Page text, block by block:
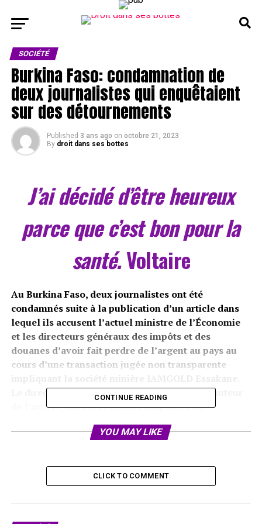
SOCIÉTÉ
Burkina Faso: condamnation de
deux journalistes qui enquêtaient
sur des détournements
Published 3 ans ago on octobre 21, 2023
By droit dans ses bottes
J’ai décidé d’être heureux
parce que c’est bon pour la
santé.Voltaire
Au Burkina Faso, deux journalistes ont été
condamnés suite à la publication d’un article dans
lequel ils accusent l’actuel ministre de l’Économie
et les directeurs généraux des impôts et des
douanes d’avoir fait perdre de l’argent au pays au
cours d’une transaction jugée non transparente
Le directeur de publication et le journaliste, auteur
de l’article, ont été reconnus coupables de
écopent chacun d’une amende de un million de
Dans un article paru dans le journal d’investigation
Reporterau mois de juin 2023, le journaliste accuse les
directeurs généraux des douanes et des imports, et le
CONTINUE READING
YOU MAY LIKE
CLICK TO COMMENT